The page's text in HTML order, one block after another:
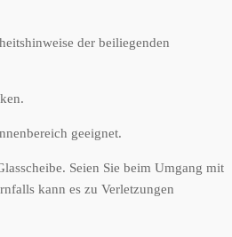
der beiliegenden
geeignet.
Seien Sie beim Umgang mit
kann es zu Verletzungen